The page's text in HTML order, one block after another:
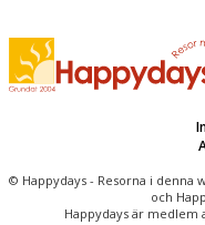
Ett besök i den
Petite France
och pittoreska
Alsaces
med de långa
caféliv och
format, där
© Happydays - Resorna i denna
och
Happydays är medlem